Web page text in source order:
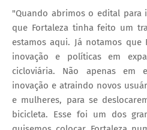
"Quando abrimos o edital para
que Fortaleza tinha feito um
estamos aqui. Já notamos que
inovação e políticas em
cicloviária. Não apenas em
inovação e atraindo novos
e mulheres, para se
bicicleta. Esse foi um dos